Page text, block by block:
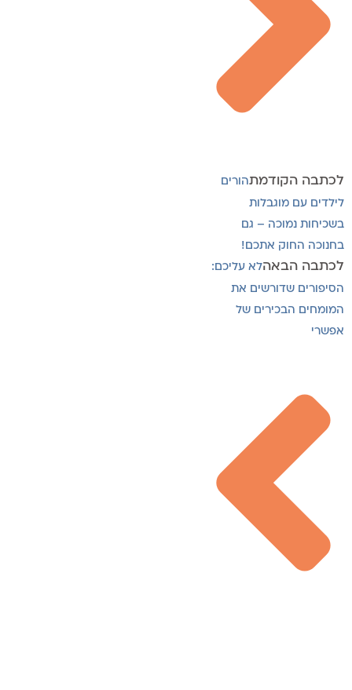
לכתבה הקודמתהורים
לילדים עם מוגבלות
בשכיחות נמוכה – גם
בחנוכה החוק אתכם!
לכתבה הבאהלא עליכם:
הסיפורים שדורשים את
המומחים הבכירים של
אפשרי